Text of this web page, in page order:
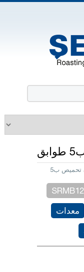
افران تحميص ب5
معدات